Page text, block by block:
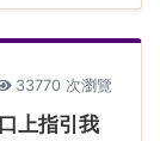
33770 次瀏覽
上指引我